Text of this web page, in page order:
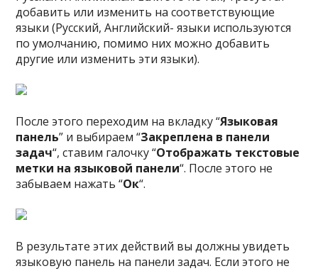
добавить или изменить на соответствующие
языки (Русский, Английский- языки используются
по умолчанию, помимо них можно добавить
другие или изменить эти языки).
После этого переходим на вкладку “Языковая
панель” и выбираем “Закреплена в панели
задач“, ставим галочку “Отображать текстовые
метки на языковой панели“. После этого не
забываем нажать “Ок“.
В результате этих действий вы должны увидеть
языковую панель на панели задач. Если этого не